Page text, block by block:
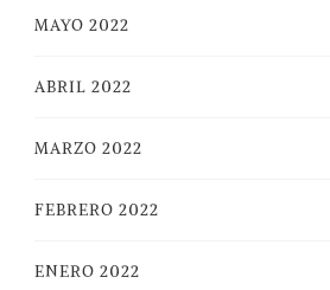
MAYO 2022
ABRIL 2022
MARZO 2022
FEBRERO 2022
ENERO 2022